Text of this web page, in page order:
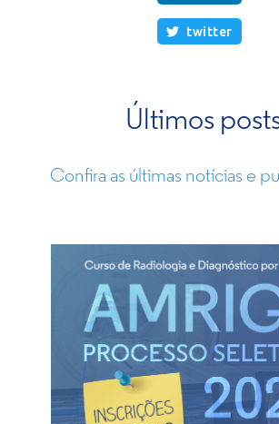
 twitter
Últimos
Confira as últimas notícias e